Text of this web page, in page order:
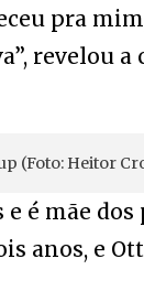
pra
revelou a
(Foto: Heitor
e é mãe
anos, e